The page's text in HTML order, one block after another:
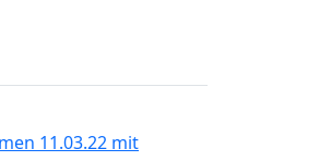
11.03.22 mit